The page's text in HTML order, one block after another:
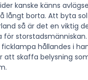
kanske känns
långt borta. Att byta
så är det en viktig
för
hållandes i
att skaffa belysning